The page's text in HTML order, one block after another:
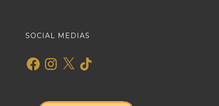
SOCIAL MEDIAS
FacebookInstagram
X TikTok